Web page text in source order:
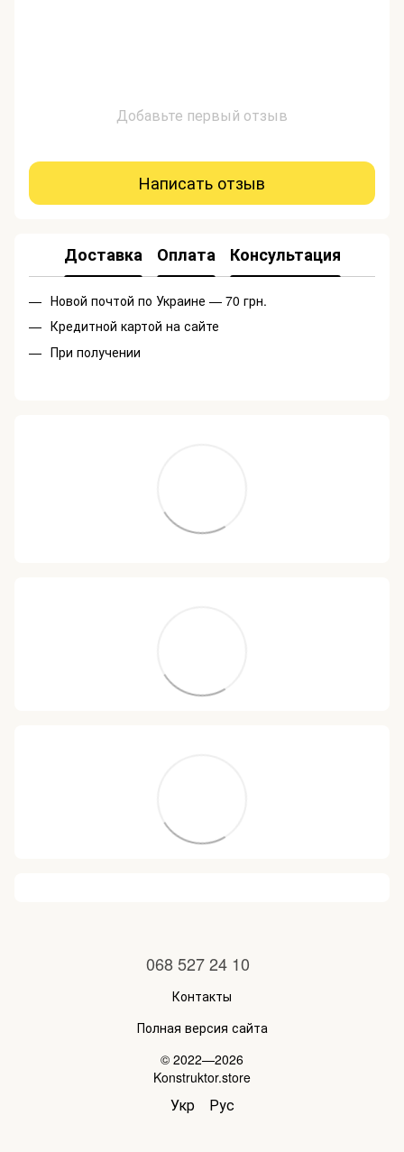
Добавьте первый отзыв
Написать отзыв
Доставка Оплата Консультация
Новой почтой по Украине — 70 грн.
Кредитной картой на сайте
При получении
068 527 24 10
Контакты
Полная версия сайта
© 2022—2026
Konstruktor.store
Укр Рус